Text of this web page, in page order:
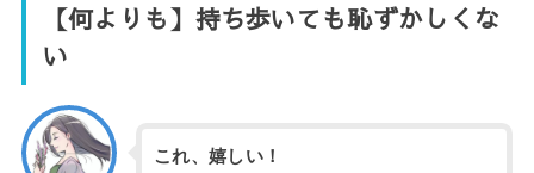
【何よりも】持ち歩いても恥ずかしくな
い
これ、嬉しい！